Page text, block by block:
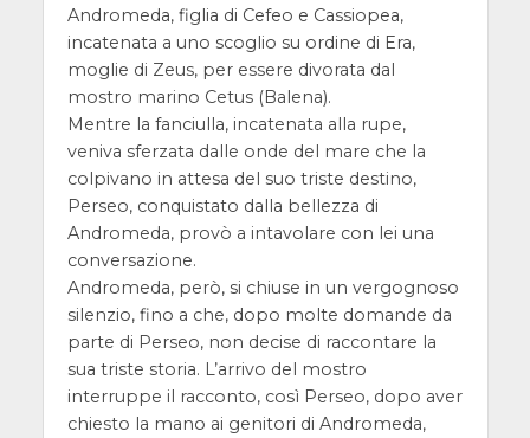
Andromeda, figlia di Cefeo e Cassiopea,
incatenata a uno scoglio su ordine di Era,
moglie di Zeus, per essere divorata dal
mostro marino Cetus (Balena).
Mentre la fanciulla, incatenata alla rupe,
veniva sferzata dalle onde del mare che la
colpivano in attesa del suo triste destino,
Perseo, conquistato dalla bellezza di
Andromeda, provò a intavolare con lei una
conversazione.
Andromeda, però, si chiuse in un vergognoso
silenzio, fino a che, dopo molte domande da
parte di Perseo, non decise di raccontare la
sua triste storia. L’arrivo del mostro
interruppe il racconto, così Perseo, dopo aver
chiesto la mano ai genitori di Andromeda,